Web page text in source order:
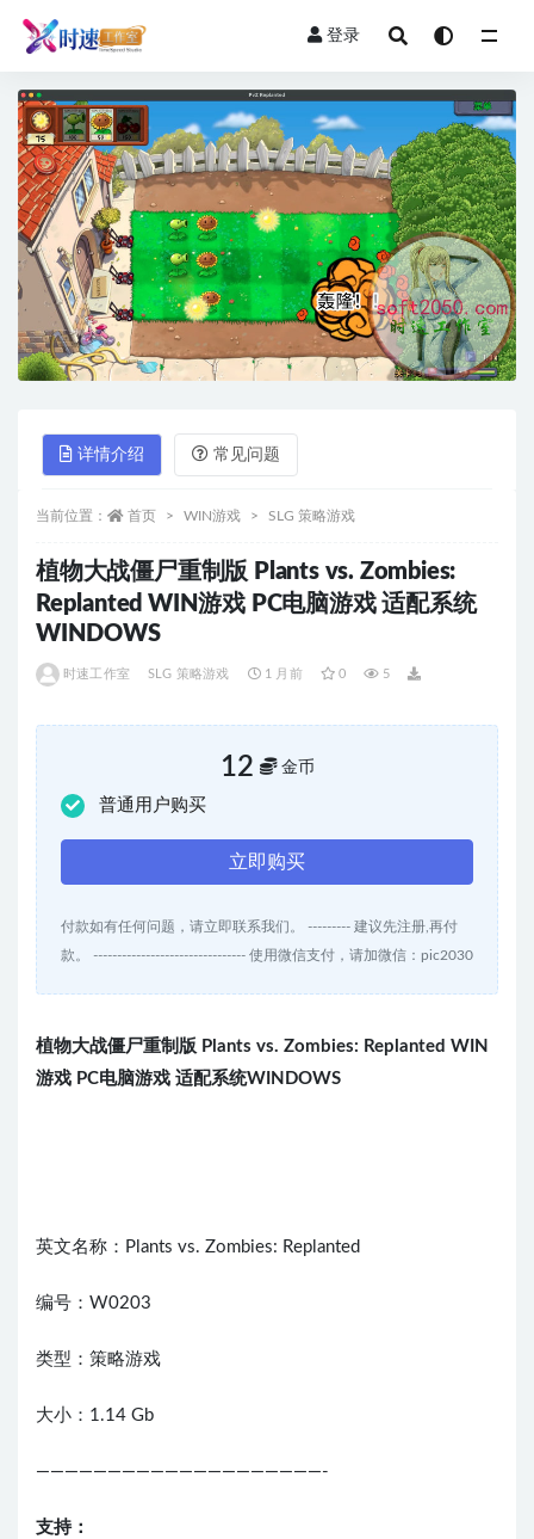
登录
详情介绍 常见问题
当前位置： 首页 WIN游戏 SLG 策略游戏
植物大战僵尸重制版 Plants vs. Zombies:
Replanted WIN游戏 PC电脑游戏 适配系统
WINDOWS
时速工作室 SLG 策略游戏 1 月前 0 5
12 金币
普通用户购买
立即购买
付款如有任何问题，请立即联系我们。 --------- 建议先注册,再付
款。 -------------------------------- 使用微信支付，请加微信：pic2030
植物大战僵尸重制版 Plants vs. Zombies: Replanted WIN
游戏 PC电脑游戏 适配系统WINDOWS
英文名称：Plants vs. Zombies: Replanted
编号：W0203
类型：策略游戏
大小：1.14 Gb
————————————————————-
支持：